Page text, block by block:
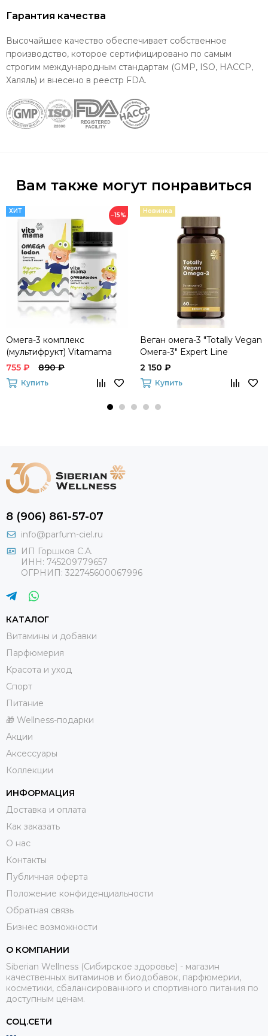
Гарантия качества
Высочайшее качество обеспечивает собственное
производство, которое сертифицировано по самым
строгим международным стандартам (GMP, ISO, HACCP,
Халяль) и внесено в реестр FDA.
Вам также могут понравиться
ХИТ
−15%
Омега-3 комплекс
(мультифрукт) Vitamama
OMEGAlodon
755 ₽ 890 ₽
Купить
Новинка
Веган омега-3 "Totally Vegan
Омега-3" Expert Line
2 150 ₽
Купить
8 (906) 861-57-07
info@parfum-ciel.ru
ИП Горшков С.А.
ИНН: 745209779657
ОГРНИП: 322745600067996
КАТАЛОГ
Витамины и добавки
Парфюмерия
Красота и уход
Спорт
Питание
🎁 Wellness-подарки
Акции
Аксессуары
Коллекции
ИНФОРМАЦИЯ
Доставка и оплата
Как заказать
О нас
Контакты
Публичная оферта
Положение конфиденциальности
Обратная связь
Бизнес возможности
О КОМПАНИИ
Siberian Wellness (Сибирское здоровье) - магазин
качественных витаминов и биодобавок, парфюмерии,
косметики, сбалансированного и спортивного питания по
доступным ценам.
СОЦ.СЕТИ